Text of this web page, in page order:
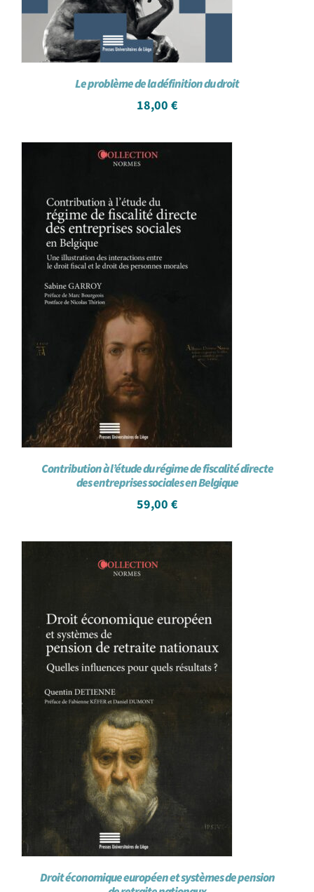
Le problème de la définition du droit
18,00 €
Contribution à l’étude du régime de fiscalité directe
des entreprises sociales en Belgique
59,00 €
Droit économique européen et systèmes de pension